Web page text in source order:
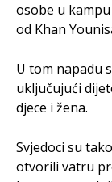
osobe u
od Khan
U tom napadu
uključujući
djece i žena.
Svjedoci su
otvorili vatru